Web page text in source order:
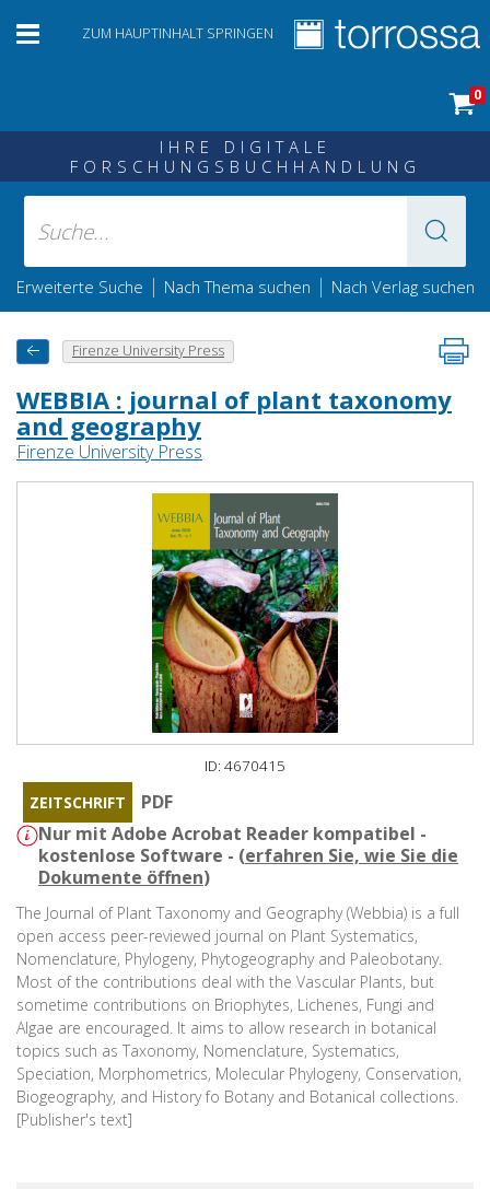
ZUM HAUPTINHALT SPRINGEN
0
IHRE DIGITALE
FORSCHUNGSBUCHHANDLUNG
Erweiterte Suche | Nach Thema suchen | Nach Verlag suchen
Firenze University Press
WEBBIA : journal of plant taxonomy
and geography
Firenze University Press
ID: 4670415
ZEITSCHRIFT
PDF
Nur mit Adobe Acrobat Reader kompatibel -
kostenlose Software - (erfahren Sie, wie Sie die
Dokumente öffnen)
The Journal of Plant Taxonomy and Geography (Webbia) is a full
open access peer-reviewed journal on Plant Systematics,
Nomenclature, Phylogeny, Phytogeography and Paleobotany.
Most of the contributions deal with the Vascular Plants, but
sometime contributions on Briophytes, Lichenes, Fungi and
Algae are encouraged. It aims to allow research in botanical
topics such as Taxonomy, Nomenclature, Systematics,
Speciation, Morphometrics, Molecular Phylogeny, Conservation,
Biogeography, and History fo Botany and Botanical collections.
[Publisher's text]